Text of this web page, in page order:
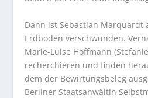
Dann ist Sebastian Marquardt
Erdboden verschwunden.
Marie-Luise Hoffmann
recherchieren und finden
dem der Bewirtungsbeleg
Berliner Staatsanwältin